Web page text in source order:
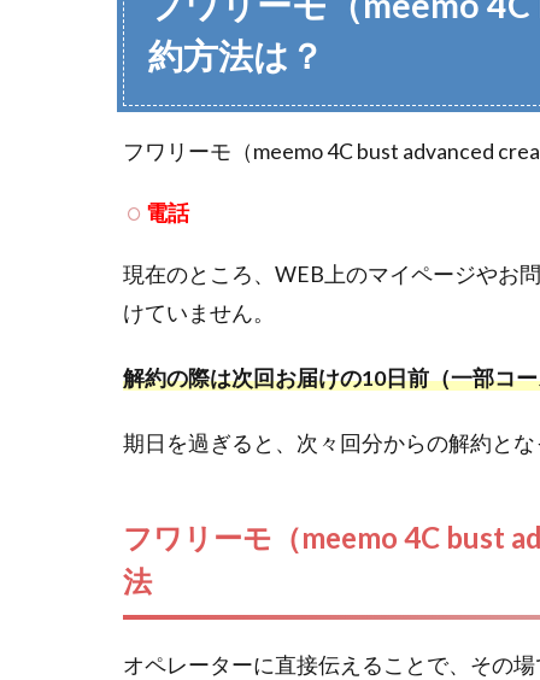
約方法は？
フワリーモ（meemo 4C bust advanced
電話
現在のところ、WEB上のマイページやお
けていません。
解約の際は次回お届けの10日前（一部コ
期日を過ぎると、次々回分からの解約とな
フワリーモ（meemo 4C bust
法
オペレーターに直接伝えることで、その